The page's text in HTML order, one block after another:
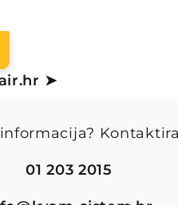
➤
01 203 2015